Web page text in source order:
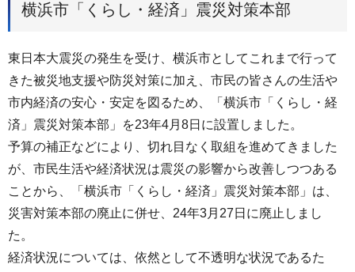
横浜市「くらし・経済」震災対策本部
東日本大震災の発生を受け、横浜市としてこれまで行って
きた被災地支援や防災対策に加え、市民の皆さんの生活や
市内経済の安心・安定を図るため、「横浜市「くらし・経
済」震災対策本部」を23年4月8日に設置しました。
予算の補正などにより、切れ目なく取組を進めてきました
が、市民生活や経済状況は震災の影響から改善しつつある
ことから、「横浜市「くらし・経済」震災対策本部」は、
災害対策本部の廃止に併せ、24年3月27日に廃止しまし
た。
経済状況については、依然として不透明な状況であるた